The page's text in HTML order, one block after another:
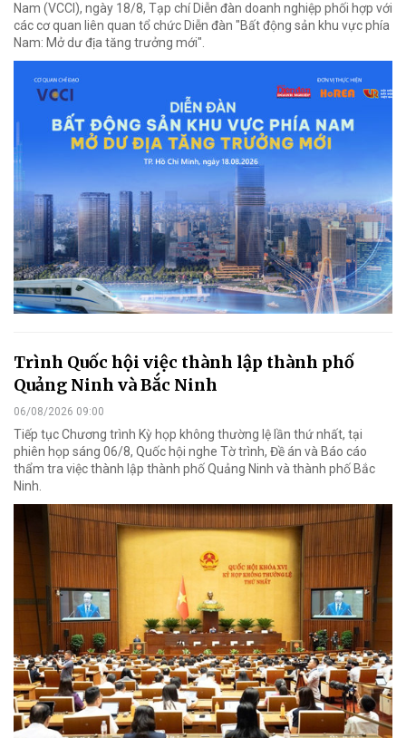
Nam (VCCI), ngày 18/8, Tạp chí Diễn đàn doanh nghiệp phối hợp với
các cơ quan liên quan tổ chức Diễn đàn "Bất động sản khu vực phía
Nam: Mở dư địa tăng trưởng mới".
Trình Quốc hội việc thành lập thành phố
Quảng Ninh và Bắc Ninh
06/08/2026 09:00
Tiếp tục Chương trình Kỳ họp không thường lệ lần thứ nhất, tại
phiên họp sáng 06/8, Quốc hội nghe Tờ trình, Đề án và Báo cáo
thẩm tra việc thành lập thành phố Quảng Ninh và thành phố Bắc
Ninh.